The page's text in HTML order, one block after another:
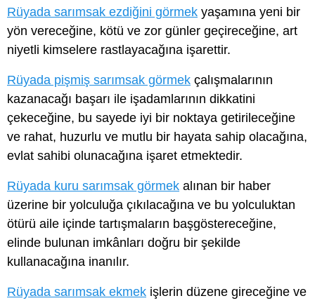
Rüyada sarımsak ezdiğini görmek yaşamına yeni bir
yön vereceğine, kötü ve zor günler geçireceğine, art
niyetli kimselere rastlayacağına işarettir.
Rüyada pişmiş sarımsak görmek çalışmalarının
kazanacağı başarı ile işadamlarının dikkatini
çekeceğine, bu sayede iyi bir noktaya getirileceğine
ve rahat, huzurlu ve mutlu bir hayata sahip olacağına,
evlat sahibi olunacağına işaret etmektedir.
Rüyada kuru sarımsak görmek alınan bir haber
üzerine bir yolculuğa çıkılacağına ve bu yolculuktan
ötürü aile içinde tartışmaların başgöstereceğine,
elinde bulunan imkânları doğru bir şekilde
kullanacağına inanılır.
Rüyada sarımsak ekmek işlerin düzene gireceğine ve